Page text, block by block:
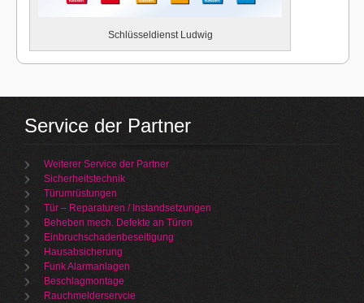
Schlüsseldienst Ludwig
Service der Partner
Weiterer Service der Partner
Sicherheitstechnik
Türumrüstungen
Tür – Reparaturen / Instandsetzungen
Beheben mech. Defekte an Türen
Einbruchschadenbeseitigung
Hausabsicherung
Funk Alarmanlagen
Beschlagmontage
Rauchmelderservcie